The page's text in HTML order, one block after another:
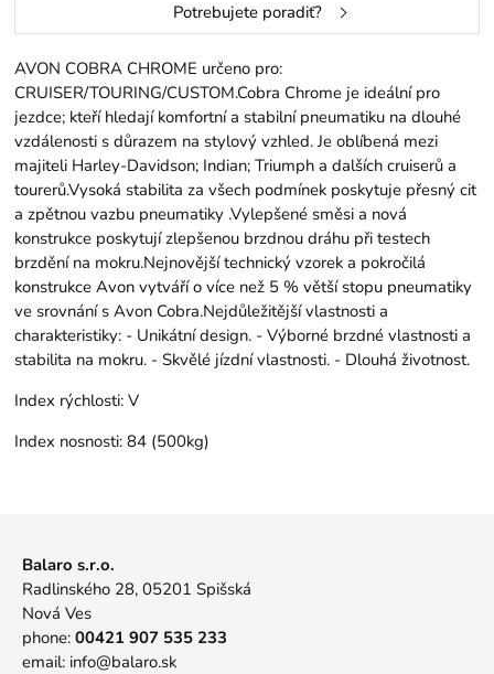
Potrebujete poradiť?
AVON COBRA CHROME určeno pro:
CRUISER/TOURING/CUSTOM.Cobra Chrome je ideální pro
jezdce; kteří hledají komfortní a stabilní pneumatiku na dlouhé
vzdálenosti s důrazem na stylový vzhled. Je oblíbená mezi
majiteli Harley-Davidson; Indian; Triumph a dalších cruiserů a
tourerů.Vysoká stabilita za všech podmínek poskytuje přesný cit
a zpětnou vazbu pneumatiky .Vylepšené směsi a nová
konstrukce poskytují zlepšenou brzdnou dráhu při testech
brzdění na mokru.Nejnovější technický vzorek a pokročilá
konstrukce Avon vytváří o více než 5 % větší stopu pneumatiky
ve srovnání s Avon Cobra.Nejdůležitější vlastnosti a
charakteristiky: - Unikátní design. - Výborné brzdné vlastnosti a
stabilita na mokru. - Skvělé jízdní vlastnosti. - Dlouhá životnost.
Index rýchlosti: V
Index nosnosti: 84 (500kg)
Balaro s.r.o.
Radlinského 28, 05201 Spišská
Nová Ves
phone: 00421 907 535 233
email: info@balaro.sk